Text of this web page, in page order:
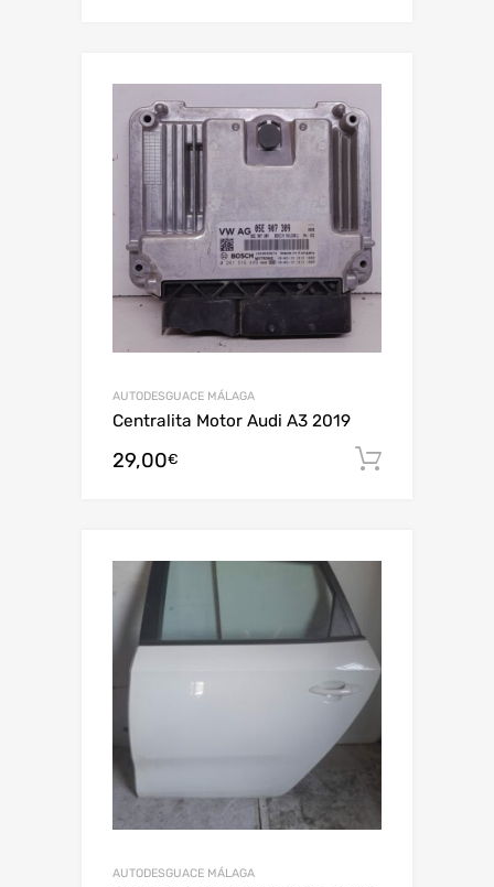
AUTODESGUACE MÁLAGA
Centralita Motor Audi A3 2019
29,00€
AUTODESGUACE MÁLAGA